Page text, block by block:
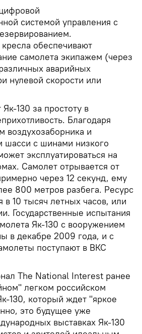
системой управления с
обеспечивают
самолета экипажем (через
аварийных
нулевой скорости или
130 за простоту в
Благодаря
воздухозаборника и
с шинами низкого
эксплуатироваться на
Самолет отрывается от
через 12 секунд, ему
800 метров разбега. Ресурс
в 10 тысяч летных часов, или
Государственные испытания
Як-130 с вооружением
в декабре 2009 года, и с
поступают в ВКС
The National Interest ранее
легком российском
130, который ждет "яркое
это будущее уже
выставках Як-130